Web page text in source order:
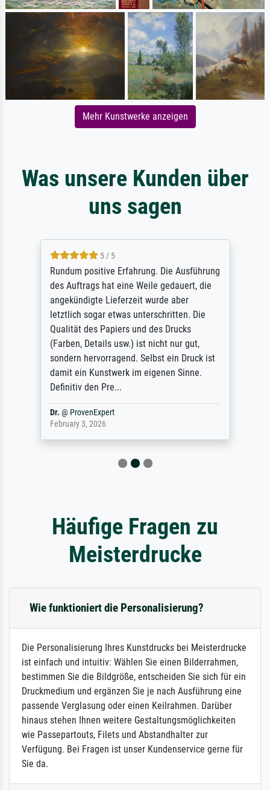
Mehr Kunstwerke anzeigen
Was unsere Kunden über
uns sagen
5 / 5
Rundum positive Erfahrung. Die Ausführung
des Auftrags hat eine Weile gedauert, die
angekündigte Lieferzeit wurde aber
letztlich sogar etwas unterschritten. Die
Qualität des Papiers und des Drucks
(Farben, Details usw.) ist nicht nur gut,
sondern hervorragend. Selbst ein Druck ist
damit ein Kunstwerk im eigenen Sinne.
Definitiv den Pre...
Dr. @ ProvenExpert
February 3, 2026
Häufige Fragen zu
Meisterdrucke
Wie funktioniert die Personalisierung?
Die Personalisierung Ihres Kunstdrucks bei Meisterdrucke
ist einfach und intuitiv: Wählen Sie einen Bilderrahmen,
bestimmen Sie die Bildgröße, entscheiden Sie sich für ein
Druckmedium und ergänzen Sie je nach Ausführung eine
passende Verglasung oder einen Keilrahmen. Darüber
hinaus stehen Ihnen weitere Gestaltungsmöglichkeiten
wie Passepartouts, Filets und Abstandhalter zur
Verfügung. Bei Fragen ist unser Kundenservice gerne für
Sie da.